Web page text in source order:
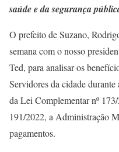
saúde e da segurança
O prefeito de Suzano,
semana com o nosso
Ted, para analisar os
Servidores da cidade
da Lei Complementar nº
191/2022, a Administração
pagamentos.